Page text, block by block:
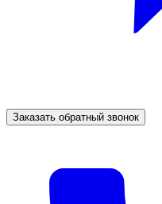
Заказать обратный звонок